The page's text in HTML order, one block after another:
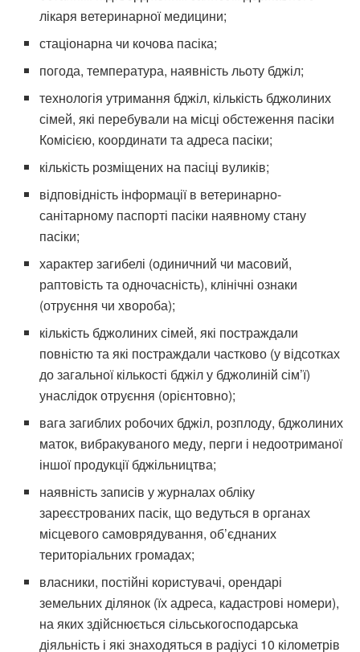
лікаря ветеринарної медицини;
стаціонарна чи кочова пасіка;
погода, температура, наявність льоту бджіл;
технологія утримання бджіл, кількість бджолиних
сімей, які перебували на місці обстеження пасіки
Комісією, координати та адреса пасіки;
кількість розміщених на пасіці вуликів;
відповідність інформації в ветеринарно-
санітарному паспорті пасіки наявному стану
пасіки;
характер загибелі (одиничний чи масовий,
раптовість та одночасність), клінічні ознаки
(отруєння чи хвороба);
кількість бджолиних сімей, які постраждали
повністю та які постраждали частково (у відсотках
до загальної кількості бджіл у бджолиній сім’ї)
унаслідок отруєння (орієнтовно);
вага загиблих робочих бджіл, розплоду, бджолиних
маток, вибракуваного меду, перги і недоотриманої
іншої продукції бджільництва;
наявність записів у журналах обліку
зареєстрованих пасік, що ведуться в органах
місцевого самоврядування, об’єднаних
територіальних громадах;
власники, постійні користувачі, орендарі
земельних ділянок (їх адреса, кадастрові номери),
на яких здійснюється сільськогосподарська
діяльність і які знаходяться в радіусі 10 кілометрів